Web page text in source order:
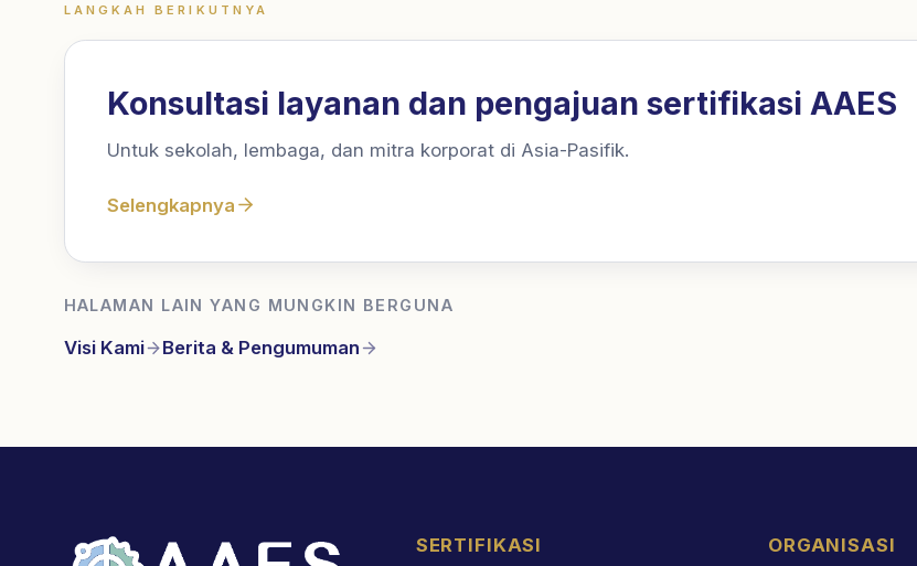
LANGKAH BERIKUTNYA
Konsultasi layanan dan pengajuan sertifikasi AAES
Untuk sekolah, lembaga, dan mitra korporat di Asia-Pasifik.
Selengkapnya
HALAMAN LAIN YANG MUNGKIN BERGUNA
Visi Kami Berita & Pengumuman
SERTIFIKASI ORGANISASI